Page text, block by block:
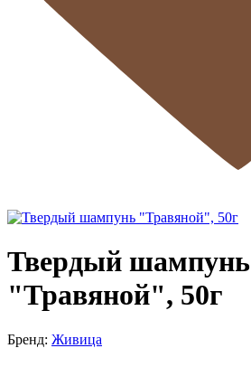
Твердый шампунь
"Травяной", 50г
Бренд: Живица